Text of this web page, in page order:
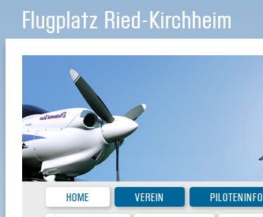
Flugplatz Ried-Kirchheim
HOME VEREIN PILOTENINFO